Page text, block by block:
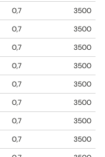
0,7
3500
0,7
3500
0,7
3500
0,7
3500
0,7
3500
0,7
3500
0,7
3500
0,7
3500